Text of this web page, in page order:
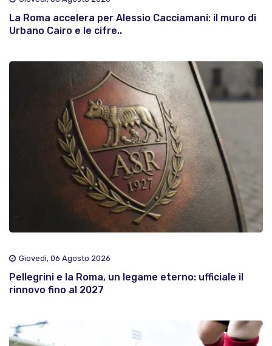
La Roma accelera per Alessio Cacciamani: il muro di
Urbano Cairo e le cifre..
Giovedì, 06 Agosto 2026
Pellegrini e la Roma, un legame eterno: ufficiale il
rinnovo fino al 2027